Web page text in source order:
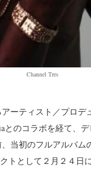
Channel Tres
ーティスト／プロデ
とのコラボを経て、
当初のフルアルバム
トとして２月２４